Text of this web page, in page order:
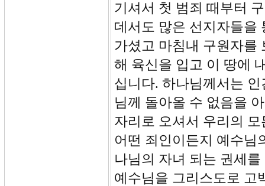
기셔서 첫 범죄 때부터
데서도 많은 선지자들을
가셨고 마침내 구원자를
해 육신을 입고 이 땅에
십니다. 하나님께서는
님께 돌아올 수 없음을
자리로 오셔서 우리의
어떤 죄인이든지 예수님
나님의 자녀 되는 권세
예수님을 그리스도로 고